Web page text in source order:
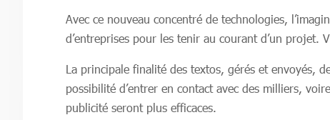
Avec ce nouveau concentré de technologies,
d’entreprises pour les tenir au courant d’un projet.
La principale finalité des textos, gérés et envoyés,
possibilité d’entrer en contact avec des milliers,
publicité seront plus efficaces.